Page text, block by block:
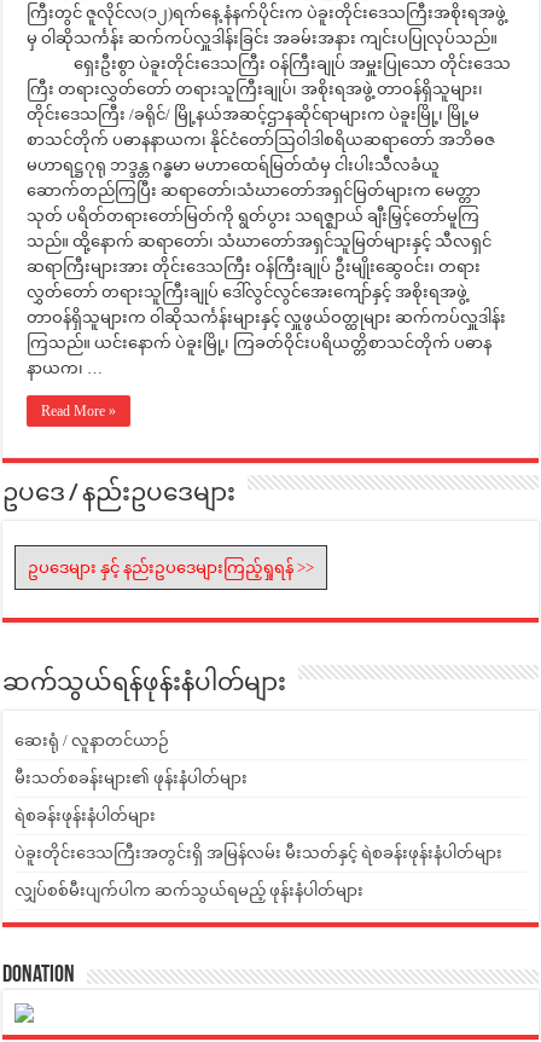
ကြီးတွင် ဇူလိုင်လ(၁၂)ရက်နေ့ နံနက်ပိုင်းက ပဲခူးတိုင်းဒေသကြီးအစိုးရအဖွဲ့
မှ ဝါဆိုသင်္ကန်း ဆက်ကပ်လှူဒါန်းခြင်း အခမ်းအနား ကျင်းပပြုလုပ်သည်။
ရှေးဦးစွာ ပဲခူးတိုင်းဒေသကြီး ဝန်ကြီးချုပ် အမှူးပြုသော တိုင်းဒေသ
ကြီး တရားလွှတ်တော် တရားသူကြီးချုပ်၊ အစိုးရအဖွဲ့ တာဝန်ရှိသူများ၊
တိုင်းဒေသကြီး /ခရိုင်/ မြို့နယ်အဆင့်ဌာနဆိုင်ရာများက ပဲခူးမြို့၊ မြို့မ
စာသင်တိုက် ပဓာနနာယက၊ နိုင်ငံတော်ဩဝါဒါစရိယဆရာတော် အဘိဓဇ
မဟာရဋ္ဌဂုရု ဘဒ္ဒန္တ ဂန္ဓမာ မဟာထေရ်မြတ်ထံမှ ငါးပါးသီလခံယူ
ဆောက်တည်ကြပြီး ဆရာတော်၊သံဃာတော်အရှင်မြတ်များက မေတ္တာ
သုတ် ပရိတ်တရားတော်မြတ်ကို ရွတ်ပွား သရဇ္ဈာယ် ချီးမြှင့်တော်မူကြ
သည်။ ထို့နောက် ဆရာတော်၊ သံဃာတော်အရှင်သူမြတ်များနှင့် သီလရှင်
ဆရာကြီးများအား တိုင်းဒေသကြီး ဝန်ကြီးချုပ် ဦးမျိုးဆွေဝင်း၊ တရား
လွှတ်တော် တရားသူကြီးချုပ် ဒေါ်လွင်လွင်အေးကျော်နှင့် အစိုးရအဖွဲ့
တာဝန်ရှိသူများက ဝါဆိုသင်္ကန်းများနှင့် လှူဖွယ်ဝတ္ထုများ ဆက်ကပ်လှူဒါန်း
ကြသည်။ ယင်းနောက် ပဲခူးမြို့၊ ကြခတ်ဝိုင်းပရိယတ္တိစာသင်တိုက် ပဓာန
နာယက၊ …
Read More »
ဥပဒေ / နည်းဥပဒေများ
ဥပဒေများ နှင့် နည်းဥပဒေများကြည့်ရှုရန် >>
ဆက်သွယ်ရန်ဖုန်းနံပါတ်များ
ဆေးရုံ / လူနာတင်ယာဉ်
မီးသတ်စခန်းများ၏ ဖုန်းနံပါတ်များ
ရဲစခန်းဖုန်းနံပါတ်များ
ပဲခူးတိုင်းဒေသကြီးအတွင်းရှိ အမြန်လမ်း မီးသတ်နှင့် ရဲစခန်းဖုန်းနံပါတ်များ
လျှပ်စစ်မီးပျက်ပါက ဆက်သွယ်ရမည့် ဖုန်းနံပါတ်များ
Donation